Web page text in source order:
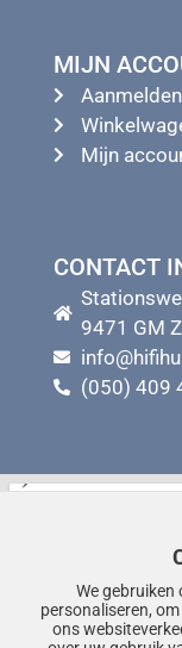
MIJN
Mijn
CONTACT
9471 GM
(050) 409
We
personaliseren,
ons